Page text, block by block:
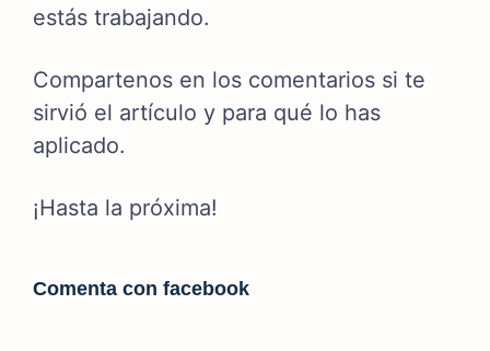
estás trabajando.
Compartenos en los comentarios si te
sirvió el artículo y para qué lo has
aplicado.
¡Hasta la próxima!
Comenta con facebook